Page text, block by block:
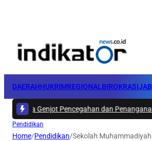
DAERAHHUKRIMREGIONALBIROKRASI
Genjot Pencegahan dan Penanganan HIV/
Pendidikan
Home/Pendidikan/Sekolah